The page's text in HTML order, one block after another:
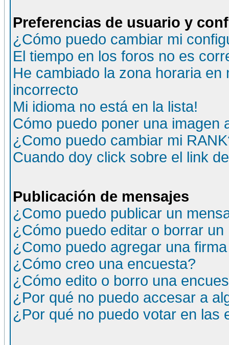
Preferencias de usuario y
¿Cómo puedo cambiar mi
El tiempo en los foros no es
He cambiado la zona horaria
incorrecto
Mi idioma no está en la lista!
Cómo puedo poner una imagen
¿Como puedo cambiar mi
Cuando doy click sobre el link
Publicación de mensajes
¿Como puedo publicar un
¿Cómo puedo editar o borrar un
¿Como puedo agregar una
¿Cómo creo una encuesta?
¿Cómo edito o borro una
¿Por qué no puedo accesar a
¿Por qué no puedo votar en las